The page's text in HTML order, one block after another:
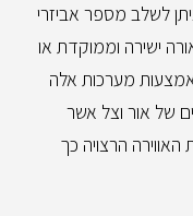
לשלב מספר אביזרי
ישירה וממוקדת או
מערכות אלה
של אור וצל אשר
הרצויה כך